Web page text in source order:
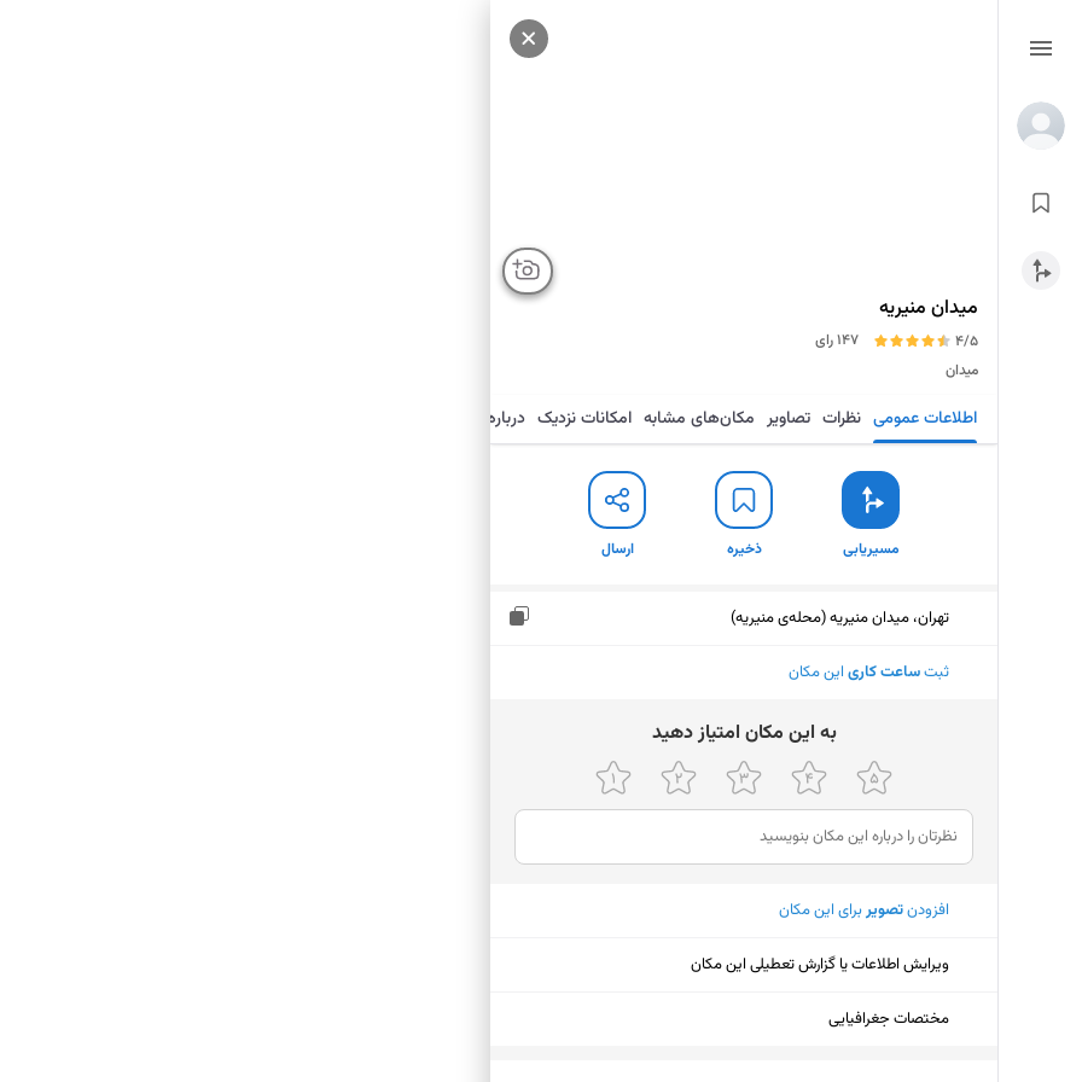
میدان منیریه
4/5
147 رای
میدان
اطلاعات عمومی نظرات تصاویر مکان‌های مشابه امکانات نزدیک درباره
مسیریابی ذخیره ارسال
تهران، میدان منیریه (محله‌ی منیریه)
ثبتساعت کاری این مکان
ﺑﻪ اﯾﻦ ﻣﮑﺎن اﻣﺘﯿﺎز دﻫﯿﺪ
افزودنتصویربرای این مکان
ویرایش اطلاعات یا گزارش تعطیلی این مکان
مختصات جغرافیایی